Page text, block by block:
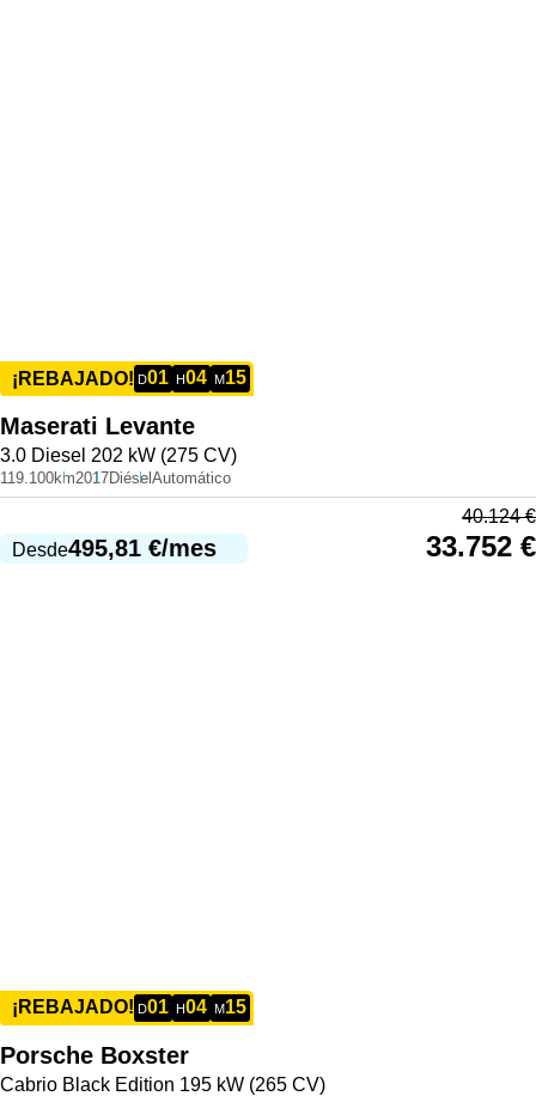
¡REBAJADO! D01 H04 M15
Maserati Levante
3.0 Diesel 202 kW (275 CV)
119.100km2017Diésel Automático
Desde495,81 €/mes
40.124€
33.752 €
¡REBAJADO! D01 H04 M15
Porsche Boxster
Cabrio Black Edition 195 kW (265 CV)